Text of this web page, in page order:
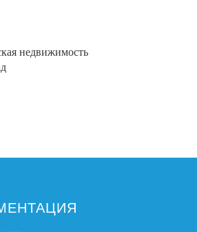
недвижимость